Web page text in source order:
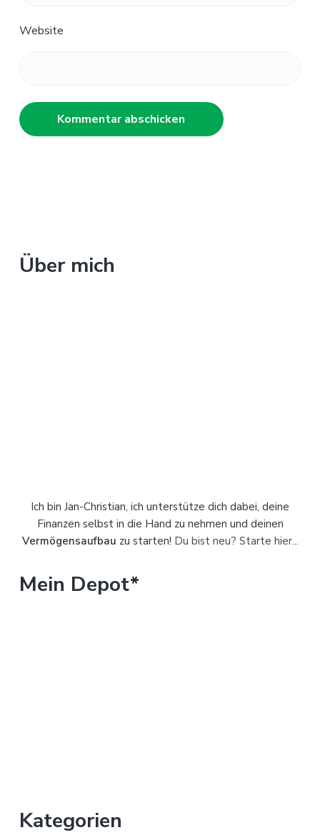
Website
u
p
r
Über mich
Ich bin Jan-Christian, ich unterstütze dich dabei, deine
Finanzen selbst in die Hand zu nehmen und deinen
Vermögensaufbau zu starten! Du bist neu? Starte hier...
Mein Depot*
Kategorien